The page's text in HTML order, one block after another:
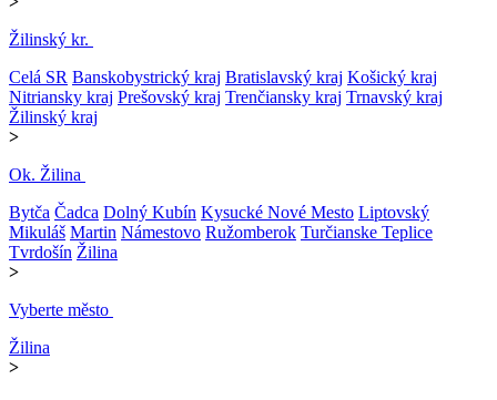
Žilinský kr.
Celá SR Banskobystrický kraj Bratislavský kraj Košický kraj
Nitriansky kraj Prešovský kraj Trenčiansky kraj Trnavský kraj
Žilinský kraj
>
Ok. Žilina
Bytča Čadca Dolný Kubín Kysucké Nové Mesto Liptovský
Mikuláš Martin Námestovo Ružomberok Turčianske Teplice
Tvrdošín Žilina
>
Vyberte město
Žilina
>